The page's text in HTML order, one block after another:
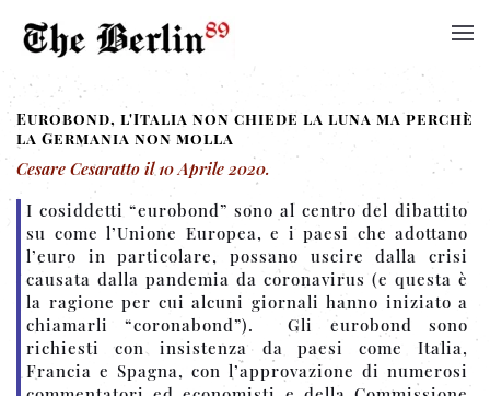
Eurobond, l'Italia non chiede la luna ma perchè
la Germania non molla
Cesare Cesaratto il 10 Aprile 2020.
I cosiddetti “eurobond” sono al centro del dibattito
su come l’Unione Europea, e i paesi che adottano
l’euro in particolare, possano uscire dalla crisi
causata dalla pandemia da coronavirus (e questa è
la ragione per cui alcuni giornali hanno iniziato a
chiamarli “coronabond”). Gli eurobond sono
richiesti con insistenza da paesi come Italia,
Francia e Spagna, con l’approvazione di numerosi